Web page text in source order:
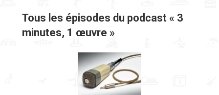
Tous les épisodes du podcast « 3
minutes, 1 œuvre »